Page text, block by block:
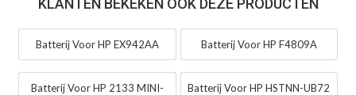
KLANTEN BEKEKEN OOK DEZE PRODUCTEN
Batterij Voor HP EX942AA Batterij Voor HP F4809A
Batterij Voor HP 2133 MINI-
Batterij Voor HP HSTNN-UB72